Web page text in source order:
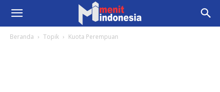
Beranda Topik Kuota Perempuan